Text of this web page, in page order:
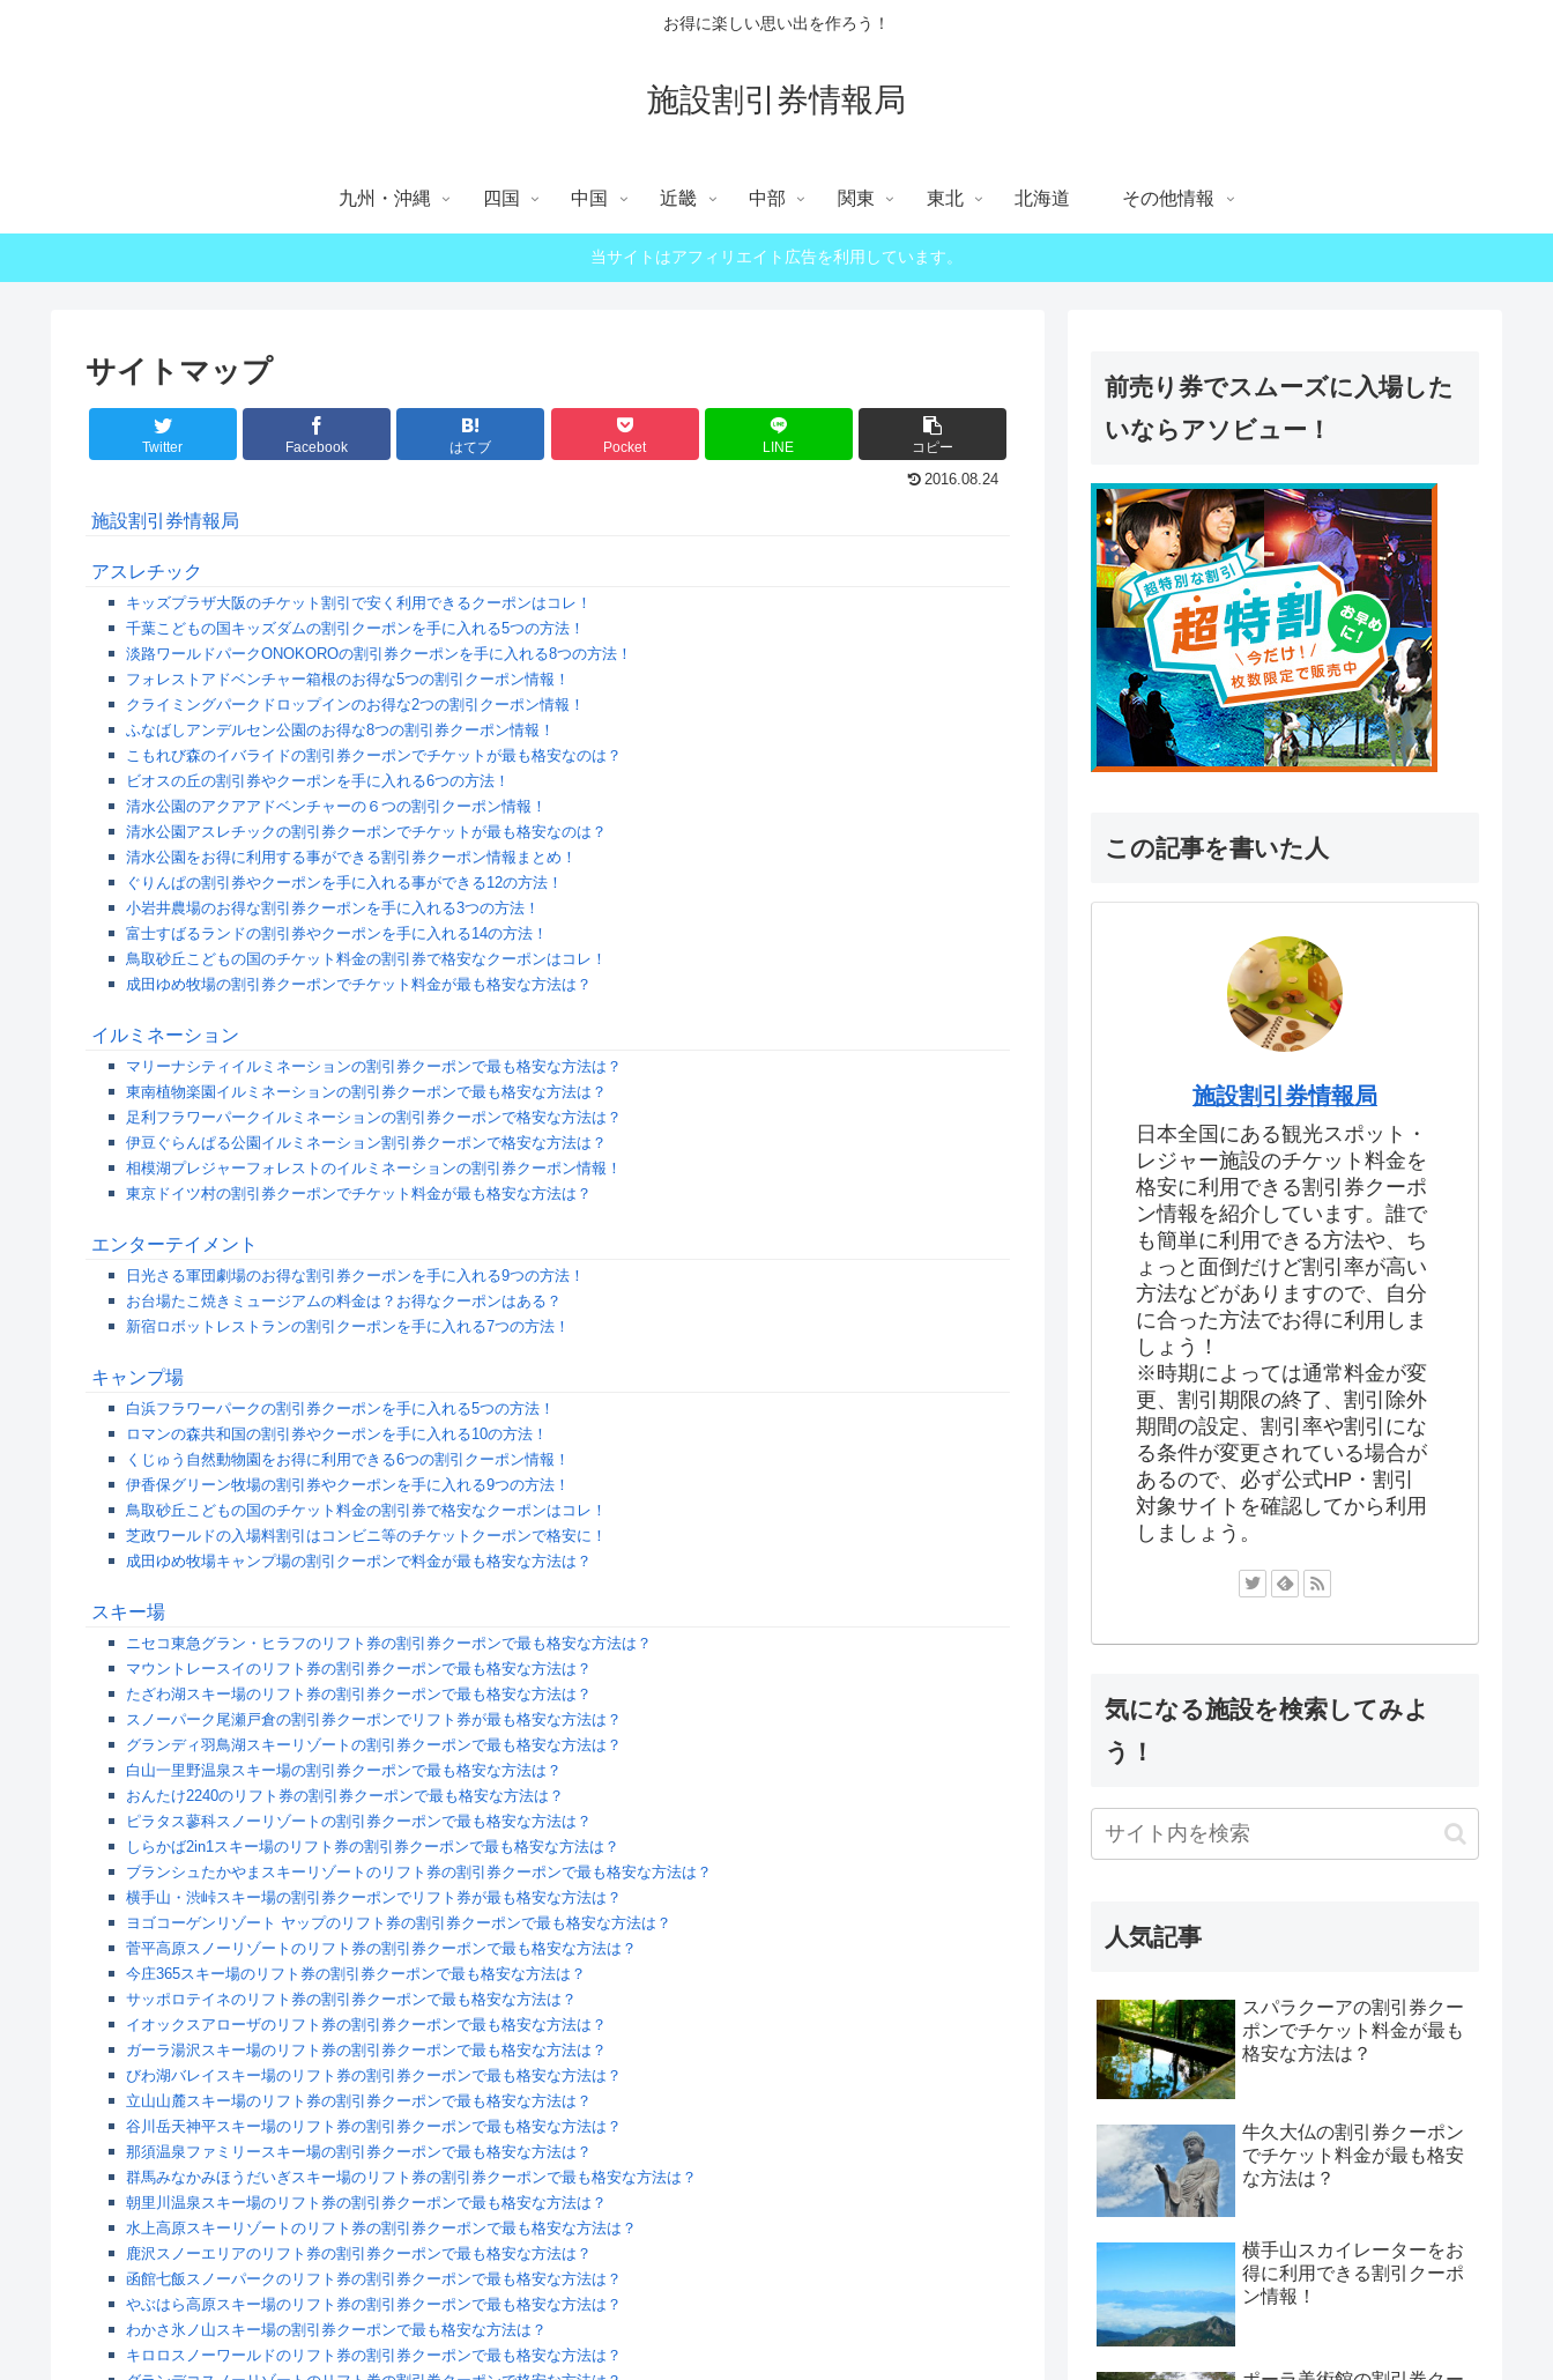
お得に楽しい思い出を作ろう！
施設割引券情報局
九州・沖縄 四国 中国 近畿 中部 関東 東北 北海道 その他情報
当サイトはアフィリエイト広告を利用しています。
サイトマップ
Twitter Facebook はてブ Pocket LINE コピー
2016.08.24
施設割引券情報局
アスレチック
キッズプラザ大阪のチケット割引で安く利用できるクーポンはコレ！
千葉こどもの国キッズダムの割引クーポンを手に入れる5つの方法！
淡路ワールドパークONOKOROの割引券クーポンを手に入れる8つの方法！
フォレストアドベンチャー箱根のお得な5つの割引クーポン情報！
クライミングパークドロップインのお得な2つの割引クーポン情報！
ふなばしアンデルセン公園のお得な8つの割引券クーポン情報！
こもれび森のイバライドの割引券クーポンでチケットが最も格安なのは？
ビオスの丘の割引券やクーポンを手に入れる6つの方法！
清水公園のアクアアドベンチャーの６つの割引クーポン情報！
清水公園アスレチックの割引券クーポンでチケットが最も格安なのは？
清水公園をお得に利用する事ができる割引券クーポン情報まとめ！
ぐりんぱの割引券やクーポンを手に入れる事ができる12の方法！
小岩井農場のお得な割引券クーポンを手に入れる3つの方法！
富士すばるランドの割引券やクーポンを手に入れる14の方法！
鳥取砂丘こどもの国のチケット料金の割引券で格安なクーポンはコレ！
成田ゆめ牧場の割引券クーポンでチケット料金が最も格安な方法は？
イルミネーション
マリーナシティイルミネーションの割引券クーポンで最も格安な方法は？
東南植物楽園イルミネーションの割引券クーポンで最も格安な方法は？
足利フラワーパークイルミネーションの割引券クーポンで格安な方法は？
伊豆ぐらんぱる公園イルミネーション割引券クーポンで格安な方法は？
相模湖プレジャーフォレストのイルミネーションの割引券クーポン情報！
東京ドイツ村の割引券クーポンでチケット料金が最も格安な方法は？
エンターテイメント
日光さる軍団劇場のお得な割引券クーポンを手に入れる9つの方法！
お台場たこ焼きミュージアムの料金は？お得なクーポンはある？
新宿ロボットレストランの割引クーポンを手に入れる7つの方法！
キャンプ場
白浜フラワーパークの割引券クーポンを手に入れる5つの方法！
ロマンの森共和国の割引券やクーポンを手に入れる10の方法！
くじゅう自然動物園をお得に利用できる6つの割引クーポン情報！
伊香保グリーン牧場の割引券やクーポンを手に入れる9つの方法！
鳥取砂丘こどもの国のチケット料金の割引券で格安なクーポンはコレ！
芝政ワールドの入場料割引はコンビニ等のチケットクーポンで格安に！
成田ゆめ牧場キャンプ場の割引クーポンで料金が最も格安な方法は？
スキー場
ニセコ東急グラン・ヒラフのリフト券の割引券クーポンで最も格安な方法は？
マウントレースイのリフト券の割引券クーポンで最も格安な方法は？
たざわ湖スキー場のリフト券の割引券クーポンで最も格安な方法は？
スノーパーク尾瀬戸倉の割引券クーポンでリフト券が最も格安な方法は？
グランディ羽鳥湖スキーリゾートの割引券クーポンで最も格安な方法は？
白山一里野温泉スキー場の割引券クーポンで最も格安な方法は？
おんたけ2240のリフト券の割引券クーポンで最も格安な方法は？
ピラタス蓼科スノーリゾートの割引券クーポンで最も格安な方法は？
しらかば2in1スキー場のリフト券の割引券クーポンで最も格安な方法は？
ブランシュたかやまスキーリゾートのリフト券の割引券クーポンで最も格安な方法は？
横手山・渋峠スキー場の割引券クーポンでリフト券が最も格安な方法は？
ヨゴコーゲンリゾート ヤップのリフト券の割引券クーポンで最も格安な方法は？
菅平高原スノーリゾートのリフト券の割引券クーポンで最も格安な方法は？
今庄365スキー場のリフト券の割引券クーポンで最も格安な方法は？
サッポロテイネのリフト券の割引券クーポンで最も格安な方法は？
イオックスアローザのリフト券の割引券クーポンで最も格安な方法は？
ガーラ湯沢スキー場のリフト券の割引券クーポンで最も格安な方法は？
びわ湖バレイスキー場のリフト券の割引券クーポンで最も格安な方法は？
立山山麓スキー場のリフト券の割引券クーポンで最も格安な方法は？
谷川岳天神平スキー場のリフト券の割引券クーポンで最も格安な方法は？
那須温泉ファミリースキー場の割引券クーポンで最も格安な方法は？
群馬みなかみほうだいぎスキー場のリフト券の割引券クーポンで最も格安な方法は？
朝里川温泉スキー場のリフト券の割引券クーポンで最も格安な方法は？
水上高原スキーリゾートのリフト券の割引券クーポンで最も格安な方法は？
鹿沢スノーエリアのリフト券の割引券クーポンで最も格安な方法は？
函館七飯スノーパークのリフト券の割引券クーポンで最も格安な方法は？
やぶはら高原スキー場のリフト券の割引券クーポンで最も格安な方法は？
わかさ氷ノ山スキー場の割引券クーポンで最も格安な方法は？
キロロスノーワールドのリフト券の割引券クーポンで最も格安な方法は？
前売り券でスムーズに入場した
いならアソビュー！
この記事を書いた人
施設割引券情報局
日本全国にある観光スポット・
レジャー施設のチケット料金を
格安に利用できる割引券クーポ
ン情報を紹介しています。誰で
も簡単に利用できる方法や、ち
ょっと面倒だけど割引率が高い
方法などがありますので、自分
に合った方法でお得に利用しま
しょう！
※時期によっては通常料金が変
更、割引期限の終了、割引除外
期間の設定、割引率や割引にな
る条件が変更されている場合が
あるので、必ず公式HP・割引
対象サイトを確認してから利用
しましょう。
気になる施設を検索してみよ
う！
人気記事
スパラクーアの割引券クー
ポンでチケット料金が最も
格安な方法は？
牛久大仏の割引券クーポン
でチケット料金が最も格安
な方法は？
横手山スカイレーターをお
得に利用できる割引クーポ
ン情報！